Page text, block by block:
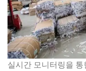
실시간 모니터링을